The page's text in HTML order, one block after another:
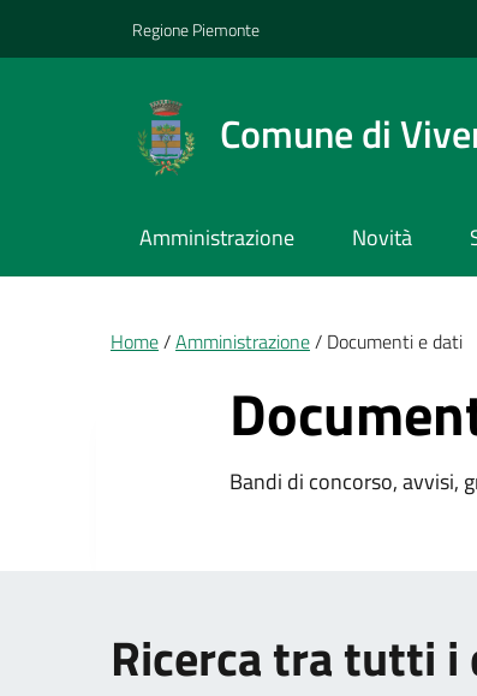
Regione Piemonte
Comune di
Amministrazione Novità
Briciole di pane
Home Amministrazione Documenti e dati
Bandi di concorso, avvisi,
Ricerca tra tutti i